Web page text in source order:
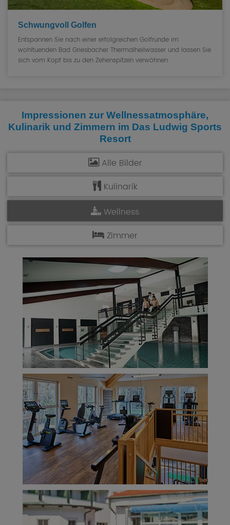
Schwungvoll Golfen
Entspannen Sie nach einer erfolgreichen Golfrunde im
wohltuenden Bad Griesbacher Thermalheilwasser und lassen Sie
sich vom Kopf bis zu den Zehenspitzen verwöhnen.
Impressionen zur Wellnessatmosphäre,
Kulinarik und Zimmern im Das Ludwig Sports
Resort
Alle Bilder
Kulinarik
Wellness
Zimmer